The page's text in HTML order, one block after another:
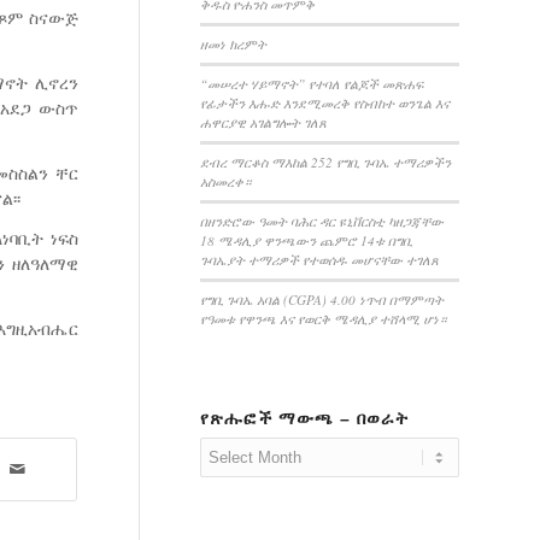
ጾም ስናውጅ
ሊኖረን
አደጋ ውስጥ
ቸር
ነፍስ
ዘለዓለማዊ
ቅዱስ ዮሐንስ መጥምቅ
ዘመነ ክረምት
“መሠረተ ሃይማኖት” የተባለ የልጆች መጽሐፍ
የፊታችን እሑድ እንደሚመረቅ የስብከተ ወንጌል እና
ሐዋርያዊ አገልግሎት ገለጸ
ደብረ ማርቆስ ማእከል 252 የግቢ ጉባኤ ተማሪዎችን
አስመረቀ።
በዘንድሮው ዓመት ባሕር ዳር ዩኒቨርስቲ ካዘጋጃቸው
18 ሜዳሊያ ዋንጫውን ጨምሮ 14ቱ በግቢ
ጉባኤያት ተማሪዎች የተወሰዱ መሆናቸው ተገለጸ
የግቢ ጉባኤ አባል (CGPA) 4.00 ነጥብ በማምጣት
የዓመቱ የዋንጫ እና የወርቅ ሜዳሊያ ተሸላሚ ሆነ።
የጽሑፎች ማውጫ – በወራት